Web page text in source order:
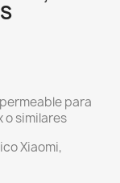
para
o similares
Xiaomi,